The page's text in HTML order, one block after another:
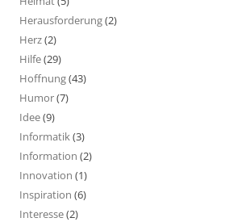
Herausforderung(2)
Herz(2)
Hilfe(29)
Hoffnung(43)
Humor(7)
Idee(9)
Informatik(3)
Information (2)
Innovation (1)
Inspiration (6)
Interesse(2)